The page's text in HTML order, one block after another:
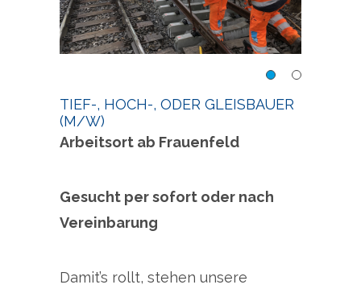
Gleisbauer (m/w)
TIEF-, HOCH-, ODER GLEISBAUER
(M/W)
Arbeitsort ab Frauenfeld
Gesucht per sofort oder nach
Vereinbarung
Damit’s rollt, stehen unsere